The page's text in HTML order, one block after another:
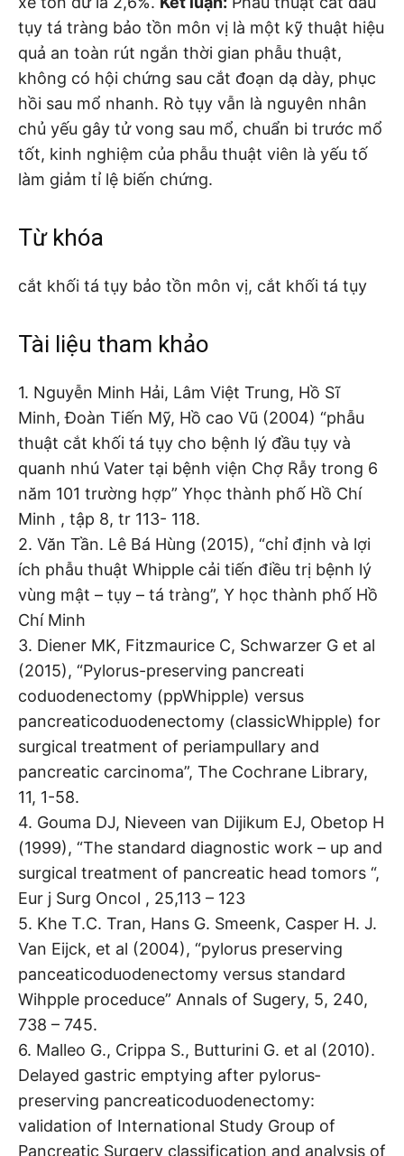
tụy tá tràng bảo tồn môn vị là một kỹ thuật hiệu
quả an toàn rút ngắn thời gian phẫu thuật,
không có hội chứng sau cắt đoạn dạ dày, phục
hồi sau mổ nhanh. Rò tụy vẫn là nguyên nhân
chủ yếu gây tử vong sau mổ, chuẩn bi trước mổ
tốt, kinh nghiệm của phẫu thuật viên là yếu tố
làm giảm tỉ lệ biến chứng.
Từ khóa
cắt khối tá tụy bảo tồn môn vị, cắt khối tá tụy
Tài liệu tham khảo
1. Nguyễn Minh Hải, Lâm Việt Trung, Hồ Sĩ
Minh, Đoàn Tiến Mỹ, Hồ cao Vũ (2004) “phẫu
thuật cắt khối tá tụy cho bệnh lý đầu tụy và
quanh nhú Vater tại bệnh viện Chợ Rẫy trong 6
năm 101 trường hợp” Yhọc thành phố Hồ Chí
Minh , tập 8, tr 113- 118.
2. Văn Tần. Lê Bá Hùng (2015), “chỉ định và lợi
ích phẫu thuật Whipple cải tiến điều trị bệnh lý
vùng mật – tụy – tá tràng”, Y học thành phố Hồ
Chí Minh
3. Diener MK, Fitzmaurice C, Schwarzer G et al
(2015), “Pylorus-preserving pancreati
coduodenectomy (ppWhipple) versus
pancreaticoduodenectomy (classicWhipple) for
surgical treatment of periampullary and
pancreatic carcinoma”, The Cochrane Library,
11, 1-58.
4. Gouma DJ, Nieveen van Dijikum EJ, Obetop H
(1999), “The standard diagnostic work – up and
surgical treatment of pancreatic head tomors “,
Eur j Surg Oncol , 25,113 – 123
5. Khe T.C. Tran, Hans G. Smeenk, Casper H. J.
Van Eijck, et al (2004), “pylorus preserving
panceaticoduodenectomy versus standard
Wihpple proceduce” Annals of Sugery, 5, 240,
738 – 745.
6. Malleo G., Crippa S., Butturini G. et al (2010).
Delayed gastric emptying after pylorus‐
preserving pancreaticoduodenectomy:
validation of International Study Group of
Pancreatic Surgery classification and analysis of